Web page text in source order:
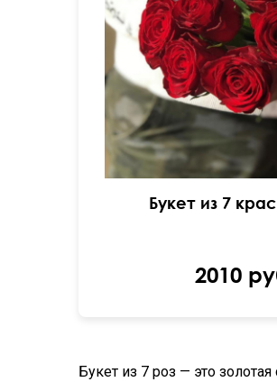
Букет из 7
2010
Букет из 7 роз — это